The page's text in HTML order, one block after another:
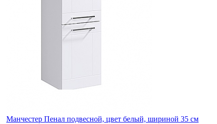
Манчестер Пенал подвесной, цвет белый, шириной 35 см